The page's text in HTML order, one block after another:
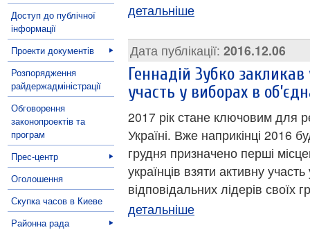
Доступ до публічної
інформації
Проекти документів
Розпорядження
райдержадміністрації
Обговорення
законопроектів та
програм
Прес-центр
Оголошення
Скупка часов в Киеве
Районна рада
детальніше
Дата публікації: 2016.12.06
Геннадій Зубко
участь у виборах в
2017 рік стане ключовим для
Україні. Вже наприкінці 2016
грудня призначено перші
українців взяти активну
відповідальних лідерів своїх
детальніше